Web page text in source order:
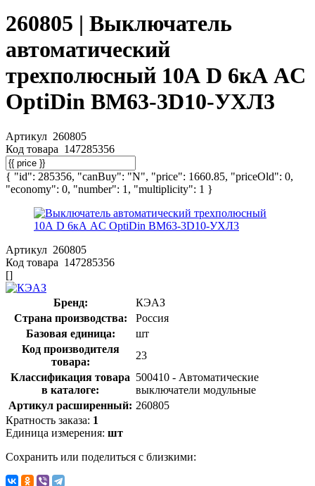
260805 | Выключатель
автоматический
трехполюсный 10А D 6кА AC
OptiDin BM63-3D10-УХЛ3
Артикул 260805
Код товара 147285356
{ "id": 285356, "canBuy": "N", "price": 1660.85, "priceOld": 0,
"economy": 0, "number": 1, "multiplicity": 1 }
Артикул 260805
Код товара 147285356
[]
Бренд:
КЭАЗ
Страна производства:
Россия
Базовая единица:
шт
Код производителя
товара:
23
Классификация товара
в каталоге:
500410 - Автоматические
выключатели модульные
Артикул расширенный: 260805
Кратность заказа: 1
Единица измерения: шт
Сохранить или поделиться с близкими: